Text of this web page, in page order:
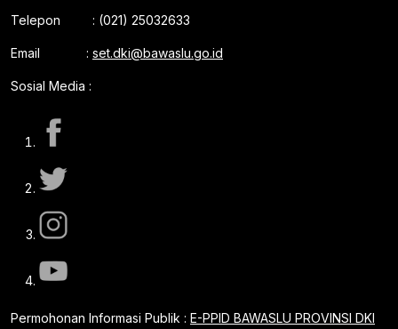
Telepon : (021) 25032633
Email : set.dki@bawaslu.go.id
Sosial Media :
Permohonan Informasi Publik : E-PPID BAWASLU PROVINSI DKI